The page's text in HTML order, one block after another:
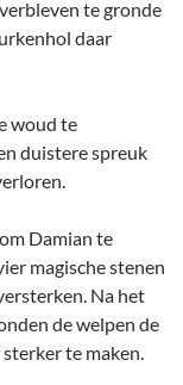
te gronde
daar
woud te
duistere spreuk
Damian te
magische stenen
Na het
de welpen de
te maken.